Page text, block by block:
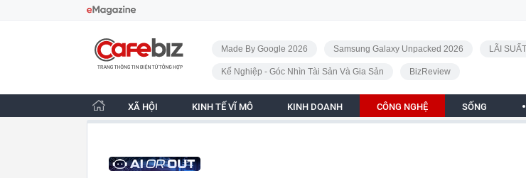
CafeBiz - Trang chủ
Made By Google 2026 Samsung Galaxy Unpacked 2026 LÃI
Kế Nghiệp - Góc Nhìn Tài Sản Và Gia Sản BizReview
XÃ HỘI KINH TẾ VĨ MÔ KINH DOANH CÔNG NGHỆ SỐNG